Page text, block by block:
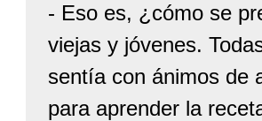
- Eso es, ¿cómo se
viejas y jóvenes.
sentía con ánimos de
para aprender la